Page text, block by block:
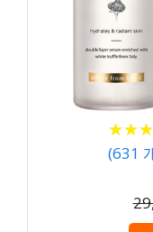
★★★
★★★
(631